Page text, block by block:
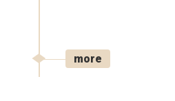
more